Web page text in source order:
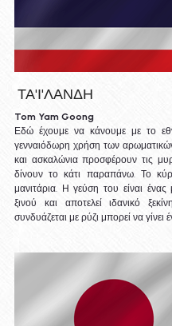
ΤΑ'Ι'ΛΑΝΔΗ
Tom Yam Goong
Εδώ έχουμε να κάνουμε με το
γενναιόδωρη χρήση των
και ασκαλώνια προσφέρουν τις
δίνουν το κάτι παραπάνω. Το
μανιτάρια. Η γεύση του είναι
ξινού και αποτελεί ιδανικό
συνδυάζεται με ρύζι μπορεί να γίνει